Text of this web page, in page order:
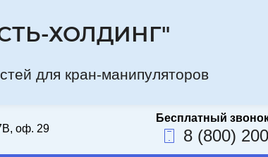
ХОЛДИНГ"
для кран-манипуляторов
оф. 29 8 (800)